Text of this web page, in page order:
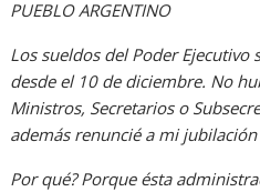
PUEBLO ARGENTINO
Los sueldos del Poder Ejecutivo
desde el 10 de diciembre. No
Ministros, Secretarios o
además renuncié a mi
Por qué? Porque ésta